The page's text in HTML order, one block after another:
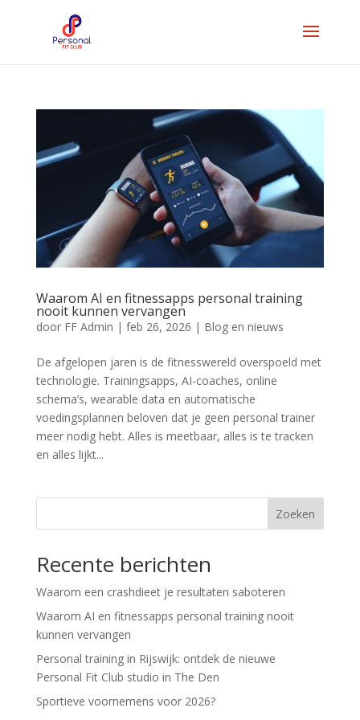
Waarom AI en fitnessapps personal training
nooit kunnen vervangen
door FF Admin | feb 26, 2026 | Blog en nieuws
De afgelopen jaren is de fitnesswereld overspoeld met
technologie. Trainingsapps, AI-coaches, online
schema’s, wearable data en automatische
voedingsplannen beloven dat je geen personal trainer
meer nodig hebt. Alles is meetbaar, alles is te tracken
en alles lijkt...
Zoeken
Recente berichten
Waarom een crashdieet je resultaten saboteren
Waarom AI en fitnessapps personal training nooit
kunnen vervangen
Personal training in Rijswijk: ontdek de nieuwe
Personal Fit Club studio in The Den
Sportieve voornemens voor 2026?